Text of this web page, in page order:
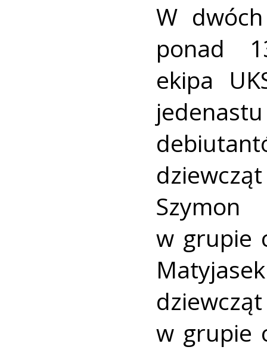
W
ponad
ekipa
w grupie
w grupie